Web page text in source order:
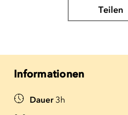
Teilen
Informationen
Dauer 3h